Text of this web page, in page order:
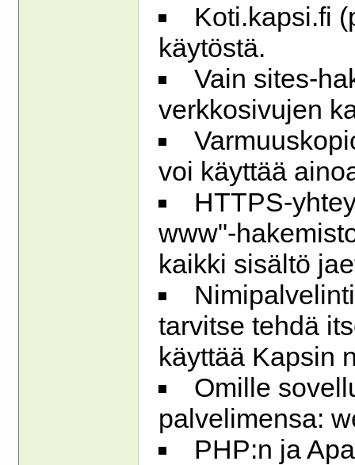
Koti.kapsi.fi
käytöstä.
Vain sites-
verkkosivujen
voi käyttää
HTTPS-
www"-
kaikki sisältö
tarvitse tehdä
käyttää Kapsin
Omille
palvelimensa:
PHP:n ja